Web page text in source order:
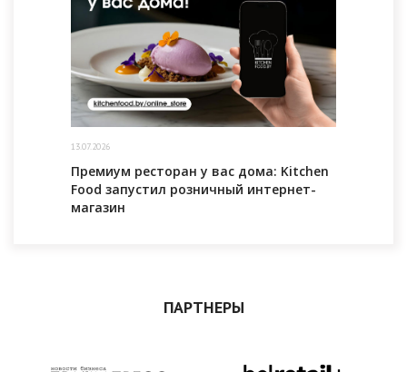
13.07.2026
Премиум ресторан у вас дома: Kitchen
Food запустил розничный интернет-
магазин
ПАРТНЕРЫ